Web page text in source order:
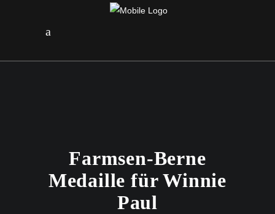
Farmsen-Berne
Medaille für Winnie
Paul